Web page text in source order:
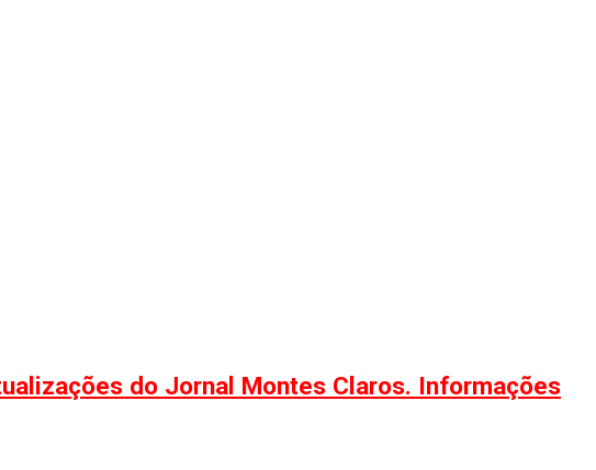
do Jornal Montes Claros. Informações